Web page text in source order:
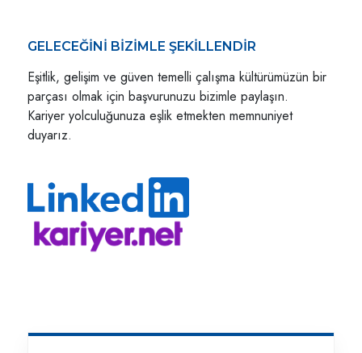
GELECEĞİNİ BİZİMLE ŞEKİLLENDİR
Eşitlik, gelişim ve güven temelli çalışma kültürümüzün bir
parçası olmak için başvurunuzu bizimle paylaşın.
Kariyer yolculuğunuza eşlik etmekten memnuniyet
duyarız.